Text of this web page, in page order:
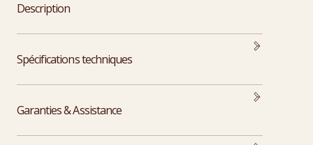
Description
Spécifications techniques
Garanties & Assistance